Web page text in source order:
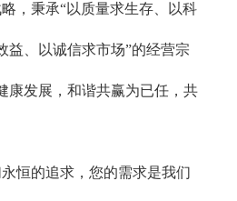
秉承“以质量求生存、以科
益、以诚信求市场”的经营宗
康发展，和谐共赢为已任，共
的追求，您的需求是我们